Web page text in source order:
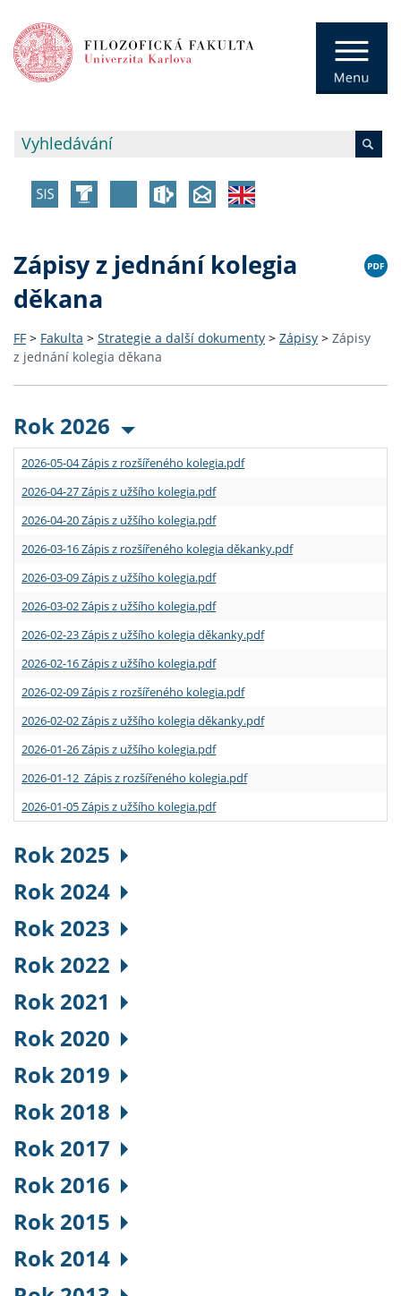
Zápisy z jednání kolegia
děkana
FF > Fakulta > Strategie a další dokumenty > Zápisy > Zápisy
z jednání kolegia děkana
Rok 2026
2026-05-04 Zápis z rozšířeného kolegia.pdf
2026-04-27 Zápis z užšího kolegia.pdf
2026-04-20 Zápis z užšího kolegia.pdf
2026-03-16 Zápis z rozšířeného kolegia děkanky.pdf
2026-03-09 Zápis z užšího kolegia.pdf
2026-03-02 Zápis z užšího kolegia.pdf
2026-02-23 Zápis z užšího kolegia děkanky.pdf
2026-02-16 Zápis z užšího kolegia.pdf
2026-02-09 Zápis z rozšířeného kolegia.pdf
2026-02-02 Zápis z užšího kolegia děkanky.pdf
2026-01-26 Zápis z užšího kolegia.pdf
2026-01-12 Zápis z rozšířeného kolegia.pdf
2026-01-05 Zápis z užšího kolegia.pdf
Rok 2025
Rok 2024
Rok 2023
Rok 2022
Rok 2021
Rok 2020
Rok 2019
Rok 2018
Rok 2017
Rok 2016
Rok 2015
Rok 2014